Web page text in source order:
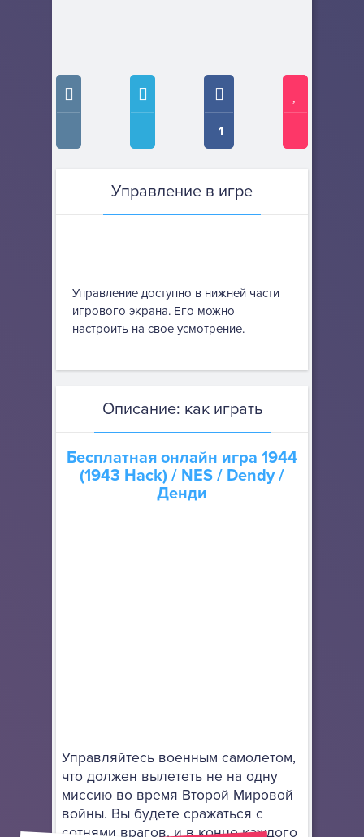
1
Управление в игре
Управление доступно в нижней части
игрового экрана. Его можно
настроить на свое усмотрение.
Описание: как играть
Бесплатная онлайн игра 1944
(1943 Hack) / NES / Dendy /
Денди
Управляйтесь военным самолетом,
что должен вылететь не на одну
миссию во время Второй Мировой
войны. Вы будете сражаться с
сотнями врагов, и в конце каждого